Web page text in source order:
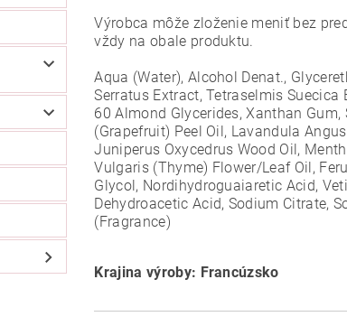
Výrobca môže zloženie meniť bez
vždy na obale produktu.
Aqua (Water), Alcohol Denat.,
Serratus Extract, Tetraselmis Suecica
60 Almond Glycerides, Xanthan
(Grapefruit) Peel Oil, Lavandula
Juniperus Oxycedrus Wood Oil,
Vulgaris (Thyme) Flower/Leaf Oil,
Glycol, Nordihydroguaiaretic Acid,
Dehydroacetic Acid, Sodium Citrate,
(Fragrance)
Krajina výroby: Francúzsko